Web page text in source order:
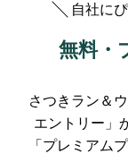
自社に
無料・
さつきラン＆
エントリー」
「プレミアム